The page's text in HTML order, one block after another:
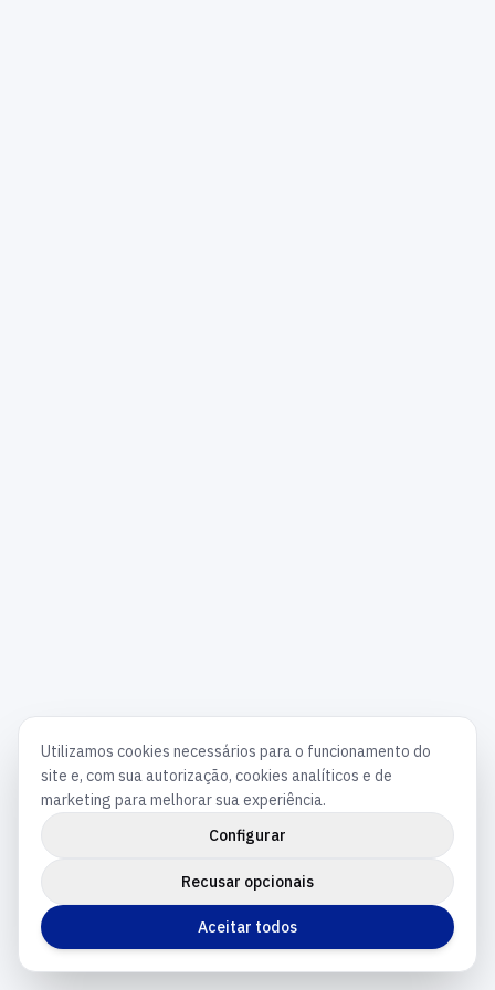
Utilizamos cookies necessários para o funcionamento do
site e, com sua autorização, cookies analíticos e de
marketing para melhorar sua experiência.
Configurar
Recusar opcionais
Aceitar todos